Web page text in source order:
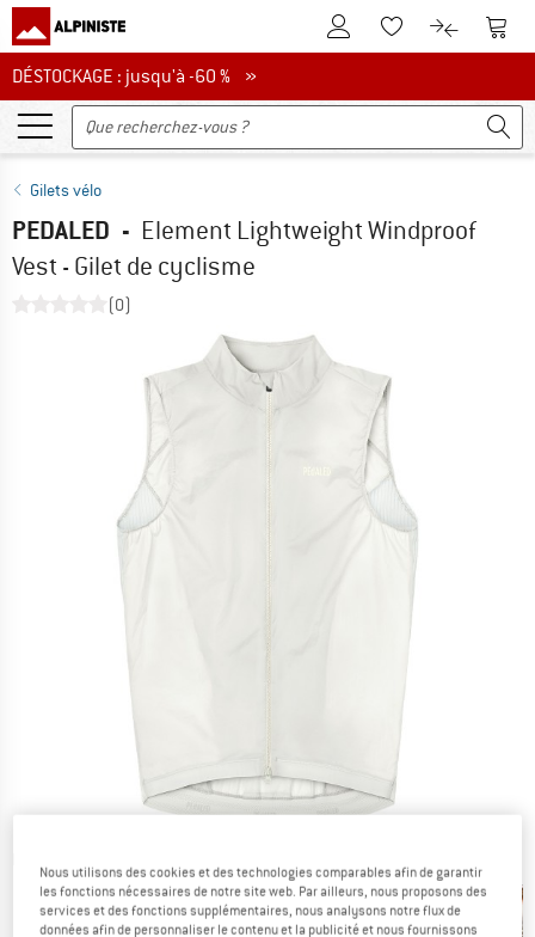
Vers le compte client
Vers la liste
Vers le
DÉSTOCKAGE : jusqu'à -60 %
DÉSTOCKAGE : jusqu'à -60 % »
Gilets vélo
PEDALED - Element Lightweight Windproof
Vest - Gilet de cyclisme
(0)
Nous utilisons des cookies et des technologies comparables afin de garantir
les fonctions nécessaires de notre site web. Par ailleurs, nous proposons des
services et des fonctions supplémentaires, nous analysons notre flux de
données afin de personnaliser le contenu et la publicité et nous fournissons